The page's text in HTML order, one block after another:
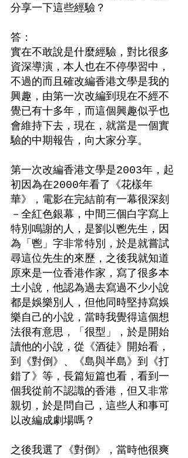
分享一下這些經驗？
答：
實在不敢說是什麼經驗，對比很多
資深導演，本人也在不停學習中，
不過的而且確改編香港文學是我的
興趣，由第一次改編到現在不經不
覺已有十多年，而這個興趣似乎也
會維持下去，現在，就當是一個實
驗的中期報告，向大家分享。
第一次改編香港文學是2003年，起
初因為在2000年看了《花樣年
華》，電影在完結前有一幕很深刻
－全紅色銀幕，中間三個白字寫上
特別鳴謝的人，是劉以鬯先生，因
為「鬯」字非常特別，於是就嘗試
尋這位先生的來歷，之後我就知道
原來是一位香港作家，寫了很多本
土小說，他認為過去寫過不少小說
都是娛樂別人，但他同時堅持寫娛
樂自己的小說，當時我覺得這個想
法很有意思，「很型」，於是開始
讀他的小說，從《酒徒》開始看，
到《對倒》、《島與半島》到《打
錯了》等，長篇短篇也看，看到一
個我從前不認識的香港，但又非常
親切，於是問自己，這些人和事可
以改編成劇場嗎？
之後我選了《對倒》，當時他很爽